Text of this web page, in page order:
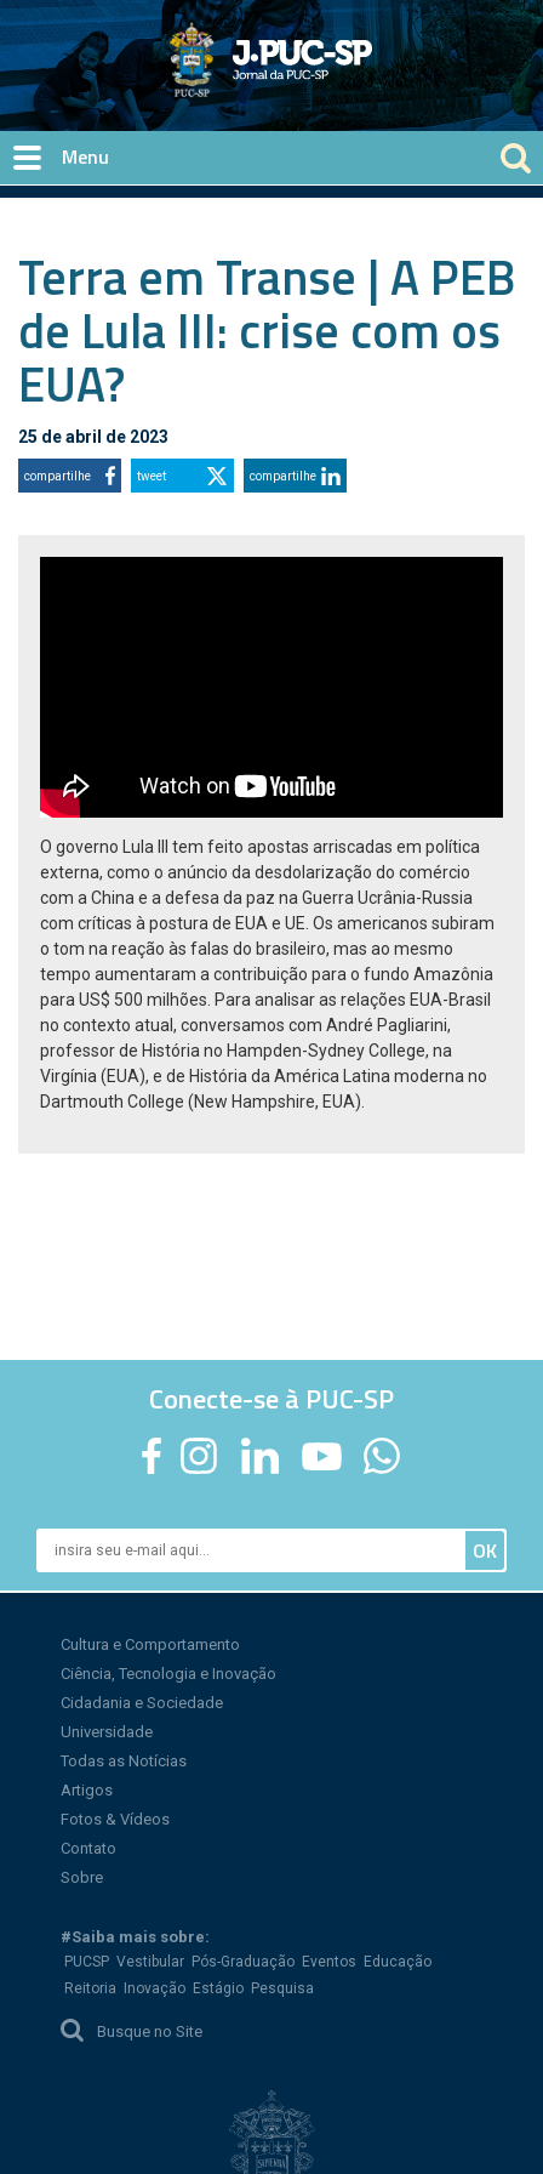
Pular para o conteúdo principal
Terra em Transe | A PEB
de Lula III: crise com os
EUA?
25 de abril de 2023
compartilhe tweet compartilhe
O governo Lula III tem feito apostas arriscadas em política
externa, como o anúncio da desdolarização do comércio
com a China e a defesa da paz na Guerra Ucrânia-Russia
com críticas à postura de EUA e UE. Os americanos subiram
o tom na reação às falas do brasileiro, mas ao mesmo
tempo aumentaram a contribuição para o fundo Amazônia
para US$ 500 milhões. Para analisar as relações EUA-Brasil
no contexto atual, conversamos com André Pagliarini,
professor de História no Hampden-Sydney College, na
Virgínia (EUA), e de História da América Latina moderna no
Dartmouth College (New Hampshire, EUA).
Conecte-se à PUC-SP
Cultura e Comportamento
Ciência, Tecnologia e Inovação
Cidadania e Sociedade
Universidade
Todas as Notícias
Artigos
Fotos & Vídeos
Contato
Sobre
#Saiba mais sobre:
PUCSP Vestibular Pós-Graduação Eventos
Educação
Reitoria
Inovação Estágio Pesquisa
Busque no Site